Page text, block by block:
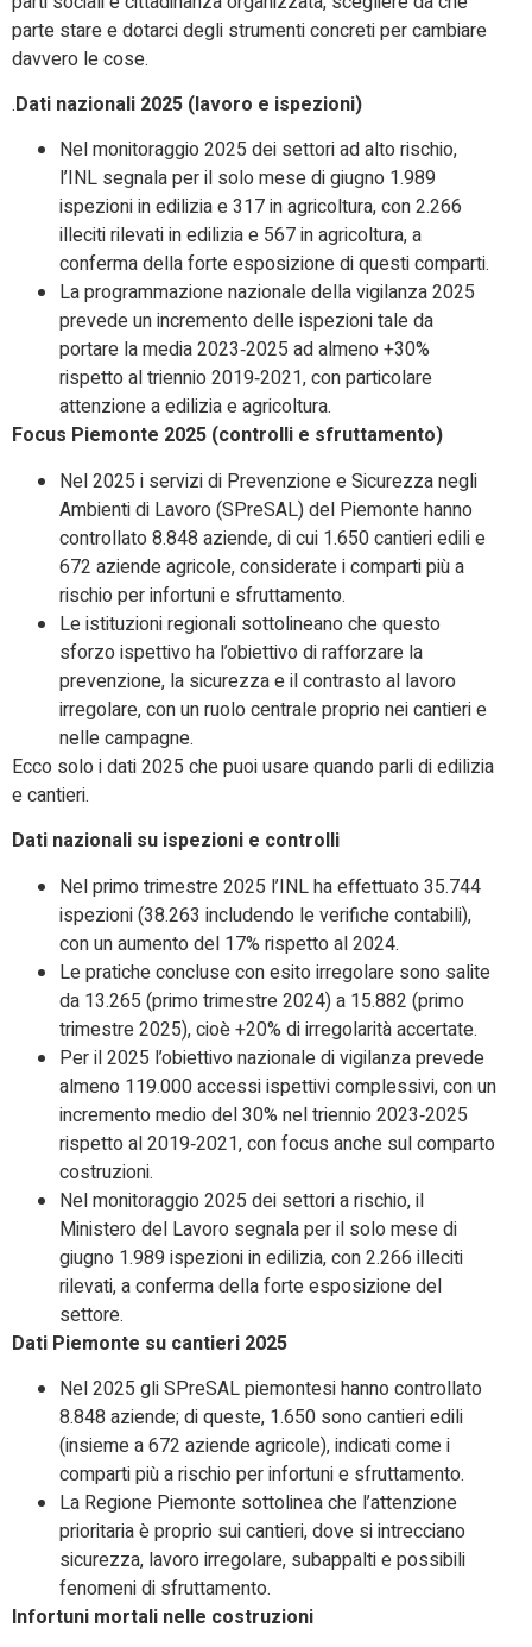
parte stare e dotarci degli strumenti concreti per cambiare
davvero le cose.
.Dati nazionali 2025 (lavoro e ispezioni)
Nel monitoraggio 2025 dei settori ad alto rischio,
l’INL segnala per il solo mese di giugno 1.989
ispezioni in edilizia e 317 in agricoltura, con 2.266
illeciti rilevati in edilizia e 567 in agricoltura, a
conferma della forte esposizione di questi comparti.​
La programmazione nazionale della vigilanza 2025
prevede un incremento delle ispezioni tale da
portare la media 2023‑2025 ad almeno +30%
rispetto al triennio 2019‑2021, con particolare
attenzione a edilizia e agricoltura.​
Focus Piemonte 2025 (controlli e sfruttamento)
Nel 2025 i servizi di Prevenzione e Sicurezza negli
Ambienti di Lavoro (SPreSAL) del Piemonte hanno
controllato 8.848 aziende, di cui 1.650 cantieri edili e
672 aziende agricole, considerate i comparti più a
rischio per infortuni e sfruttamento.​
Le istituzioni regionali sottolineano che questo
sforzo ispettivo ha l’obiettivo di rafforzare la
prevenzione, la sicurezza e il contrasto al lavoro
irregolare, con un ruolo centrale proprio nei cantieri e
nelle campagne.​
Ecco solo i dati 2025 che puoi usare quando parli di edilizia
e cantieri.
Dati nazionali su ispezioni e controlli
Nel primo trimestre 2025 l’INL ha effettuato 35.744
ispezioni (38.263 includendo le verifiche contabili),
con un aumento del 17% rispetto al 2024.
Le pratiche concluse con esito irregolare sono salite
da 13.265 (primo trimestre 2024) a 15.882 (primo
trimestre 2025), cioè +20% di irregolarità accertate.
Per il 2025 l’obiettivo nazionale di vigilanza prevede
almeno 119.000 accessi ispettivi complessivi, con un
incremento medio del 30% nel triennio 2023‑2025
rispetto al 2019‑2021, con focus anche sul comparto
costruzioni.
Nel monitoraggio 2025 dei settori a rischio, il
Ministero del Lavoro segnala per il solo mese di
giugno 1.989 ispezioni in edilizia, con 2.266 illeciti
rilevati, a conferma della forte esposizione del
settore.​
Dati Piemonte su cantieri 2025
Nel 2025 gli SPreSAL piemontesi hanno controllato
8.848 aziende; di queste, 1.650 sono cantieri edili
(insieme a 672 aziende agricole), indicati come i
comparti più a rischio per infortuni e sfruttamento.​
La Regione Piemonte sottolinea che l’attenzione
prioritaria è proprio sui cantieri, dove si intrecciano
sicurezza, lavoro irregolare, subappalti e possibili
fenomeni di sfruttamento.​
Infortuni mortali nelle costruzioni